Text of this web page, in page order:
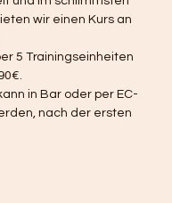
wir einen Kurs an
5 Trainingseinheiten
in Bar oder per EC-
nach der ersten